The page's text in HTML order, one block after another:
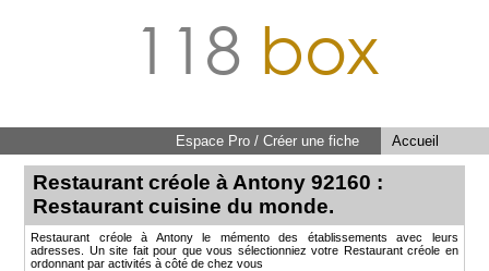
118 box
Accueil
Espace Pro / Créer une fiche
Restaurant créole à Antony 92160 :
Restaurant cuisine du monde.
Restaurant créole à Antony le mémento des établissements avec leurs
adresses. Un site fait pour que vous sélectionniez votre Restaurant créole en
ordonnant par activités à côté de chez vous